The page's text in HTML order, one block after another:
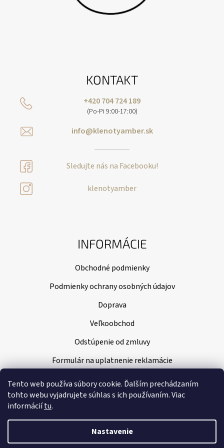
Tento web používa súbory cookie. Ďalším prechádzaním
tohto webu vyjadrujete súhlas s ich používaním. Viac
informáciítu.
Nastavenie
KONTAKT
+420 704 724 189
(Po-Pi 9:00-17:00)
info@klenotyamber.sk
Sledujte nás na Facebooku!
klenotyamber
INFORMÁCIE
Obchodné podmienky
Podmienky ochrany osobných údajov
Doprava
Veľkoobchod
Odstúpenie od zmluvy
Formulár na uplatnenie reklamácie
Vytvoril Shoptet |Nakódoval Pavel Kuneš